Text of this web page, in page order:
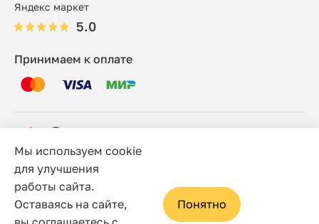
Яндекс маркет
5.0
Принимаем к оплате
© 2006 - 2026 Этно-шоп, Интернет-магазин
Политика конфиденциальности
Сайт носит исключительно информационный характер, и
Мы используем cookie
для улучшения
работы сайта.
Оставаясь на сайте,
Понятно